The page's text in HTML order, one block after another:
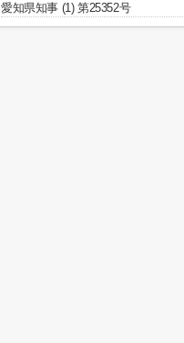
愛知県知事 (1) 第25352号